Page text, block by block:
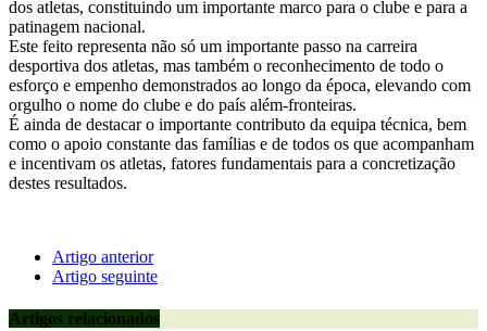
dos atletas, constituindo um importante marco para o clube e para a
patinagem nacional.
Este feito representa não só um importante passo na carreira
desportiva dos atletas, mas também o reconhecimento de todo o
esforço e empenho demonstrados ao longo da época, elevando com
orgulho o nome do clube e do país além-fronteiras.
É ainda de destacar o importante contributo da equipa técnica, bem
como o apoio constante das famílias e de todos os que acompanham
e incentivam os atletas, fatores fundamentais para a concretização
destes resultados.
Artigo anterior
Artigo seguinte
Artigos relacionados